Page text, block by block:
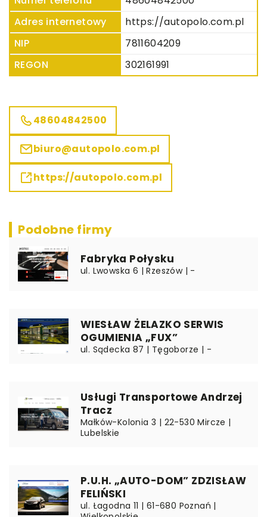
Adres internetowy
https://autopolo.com.pl
NIP
7811604209
REGON
302161991
48604842500
biuro@autopolo.com.pl
https://autopolo.com.pl
Podobne firmy
Fabryka Połysku
ul. Lwowska 6 | Rzeszów | -
WIESŁAW ŻELAZKO SERWIS
OGUMIENIA „FUX”
ul. Sądecka 87 | Tęgoborze | -
Usługi Transportowe Andrzej
Tracz
Małków-Kolonia 3 | 22-530 Mircze |
Lubelskie
P.U.H. „AUTO-DOM” ZDZISŁAW
FELIŃSKI
ul. Łagodna 11 | 61-680 Poznań |